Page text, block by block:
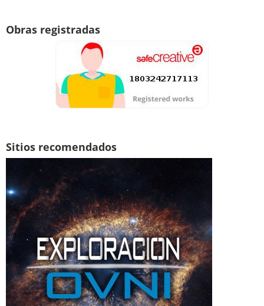
Obras registradas
Sitios recomendados